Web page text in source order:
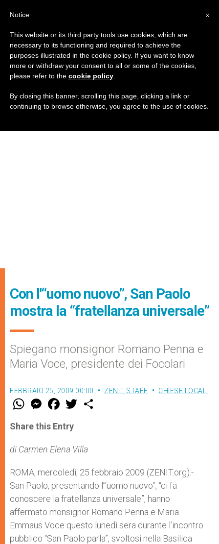
Con l'“uomo nuovo”, San Paolo
mostra la “fratellanza universale”
Spiegano monsignor Romano Penna e
Maria Voce, presidente dei Focolari
FEBBRAIO 25, 2009 00:00 ZENIT STAFF CHIESE LOCALI
W
t
s
p
p
M
e
s
e
g
e
F
a
e
b
o
k
w
r
Share this Entry
di Carmen Elena Villa
ROMA, mercoledì, 25 febbraio 2009 (ZENIT.org).-
San Paolo, presentando l’“uomo nuovo”, “ci fa
conoscere la fratellanza universale”, hanno
affermato monsignor Romano Penna e Maria
Emmaus Voce questo lunedì sera durante l’incontro
pubblico “San Paolo parla”, svoltosi nella Basilica
x
Notice
This website or its third party tools use cookies, which are
necessary to its functioning and required to achieve the
purposes illustrated in the cookie policy. If you want to know
more or withdraw your consent to all or some of the cookies,
please refer to the cookie policy
By closing this banner, scrolling this page, clicking a link or
continuing to browse otherwise, you agree to the use of cookies.